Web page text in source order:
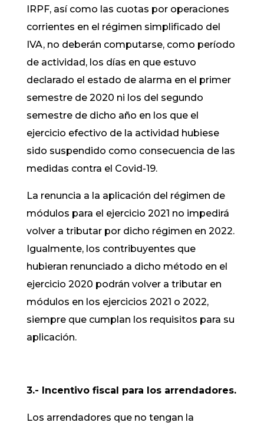
IRPF, así como las cuotas por operaciones
corrientes en el régimen simplificado del
IVA, no deberán computarse, como período
de actividad, los días en que estuvo
declarado el estado de alarma en el primer
semestre de 2020 ni los del segundo
semestre de dicho año en los que el
ejercicio efectivo de la actividad hubiese
sido suspendido como consecuencia de las
medidas contra el Covid-19.
La renuncia a la aplicación del régimen de
módulos para el ejercicio 2021 no impedirá
volver a tributar por dicho régimen en 2022.
Igualmente, los contribuyentes que
hubieran renunciado a dicho método en el
ejercicio 2020 podrán volver a tributar en
módulos en los ejercicios 2021 o 2022,
siempre que cumplan los requisitos para su
aplicación.
3.- Incentivo fiscal para los arrendadores.
Los arrendadores que no tengan la